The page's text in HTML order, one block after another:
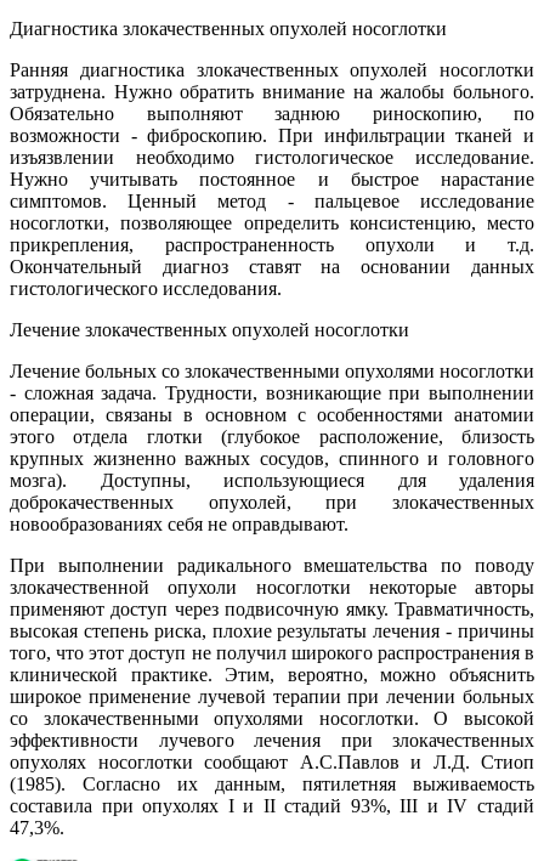
Диагностика злокачественных опухолей носоглотки
Ранняя диагностика злокачественных опухолей носоглотки
затруднена. Нужно обратить внимание на жалобы больного.
Обязательно выполняют заднюю риноскопию, по
возможности - фиброскопию. При инфильтрации тканей и
изъязвлении необходимо гистологическое исследование.
Нужно учитывать постоянное и быстрое нарастание
симптомов. Ценный метод - пальцевое исследование
носоглотки, позволяющее определить консистенцию, место
прикрепления, распространенность опухоли и т.д.
Окончательный диагноз ставят на основании данных
гистологического исследования.
Лечение злокачественных опухолей носоглотки
Лечение больных со злокачественными опухолями носоглотки
- сложная задача. Трудности, возникающие при выполнении
операции, связаны в основном с особенностями анатомии
этого отдела глотки (глубокое расположение, близость
крупных жизненно важных сосудов, спинного и головного
мозга). Доступны, использующиеся для удаления
доброкачественных опухолей, при злокачественных
новообразованиях себя не оправдывают.
При выполнении радикального вмешательства по поводу
злокачественной опухоли носоглотки некоторые авторы
применяют доступ через подвисочную ямку. Травматичность,
высокая степень риска, плохие результаты лечения - причины
того, что этот доступ не получил широкого распространения в
клинической практике. Этим, вероятно, можно объяснить
широкое применение лучевой терапии при лечении больных
со злокачественными опухолями носоглотки. О высокой
эффективности лучевого лечения при злокачественных
опухолях носоглотки сообщают А.С.Павлов и Л.Д. Стиоп
(1985). Согласно их данным, пятилетняя выживаемость
составила при опухолях I и II стадий 93%, III и IV стадий
47,3%.